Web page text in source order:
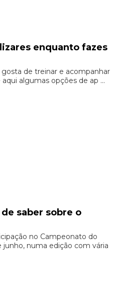
enquanto fazes
de treinar e acompanhar
algumas opções de ap ...
saber sobre o
no Campeonato do
junho, numa edição com vária